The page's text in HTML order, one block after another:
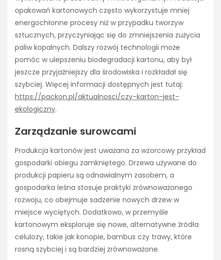
opakowań kartonowych często wykorzystuje mniej
energochłonne procesy niż w przypadku tworzyw
sztucznych, przyczyniając się do zmniejszenia zużycia
paliw kopalnych. Dalszy rozwój technologii może
pomóc w ulepszeniu biodegradacji kartonu, aby był
jeszcze przyjaźniejszy dla środowiska i rozkładał się
szybciej. Więcej informacji dostępnych jest tutaj:
https://packon.pl/aktualnosci/czy-karton-jest-
ekologiczny.
Zarządzanie surowcami
Produkcja kartonów jest uważana za wzorcowy przykład
gospodarki obiegu zamkniętego. Drzewa używane do
produkcji papieru są odnawialnym zasobem, a
gospodarka leśna stosuje praktyki zrównoważonego
rozwoju, co obejmuje sadzenie nowych drzew w
miejsce wyciętych. Dodatkowo, w przemyśle
kartonowym eksploruje się nowe, alternatywne źródła
celulozy, takie jak konopie, bambus czy trawy, które
rosną szybciej i są bardziej zrównoważone.